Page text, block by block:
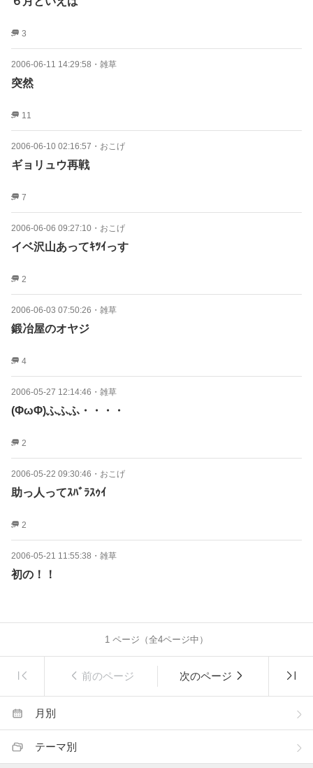
3
2006-06-11 14:29:58 ・ 雑草
突然
11
2006-06-10 02:16:57 ・ おこげ
ギョリュウ再戦
7
2006-06-06 09:27:10 ・ おこげ
イベ沢山あってｷﾂｲっす
2
2006-06-03 07:50:26 ・ 雑草
鍛冶屋のオヤジ
4
2006-05-27 12:14:46 ・ 雑草
(ΦωΦ)ふふふ・・・・
2
2006-05-22 09:30:46 ・ おこげ
助っ人ってｽﾊﾞﾗｽｩｲ
2
2006-05-21 11:55:38 ・ 雑草
初の！！
1 ページ（全4ページ中）
前のページ 次のページ
月別
テーマ別